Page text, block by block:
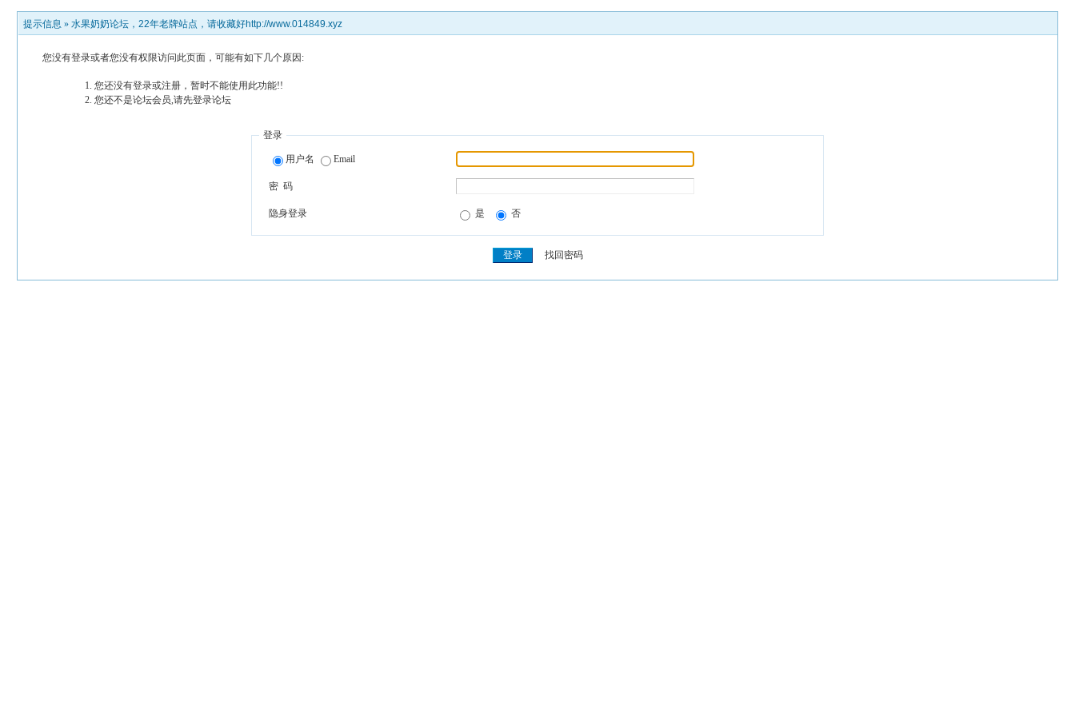
提示信息 » 水果奶奶论坛，22年老牌站点，请收藏好http://www.014849.xyz
您没有登录或者您没有权限访问此页面，可能有如下几个原因:
您还没有登录或注册，暂时不能使用此功能!!
您还不是论坛会员,请先登录论坛
登录
用户名 Email
密 码
隐身登录 是 否
找回密码